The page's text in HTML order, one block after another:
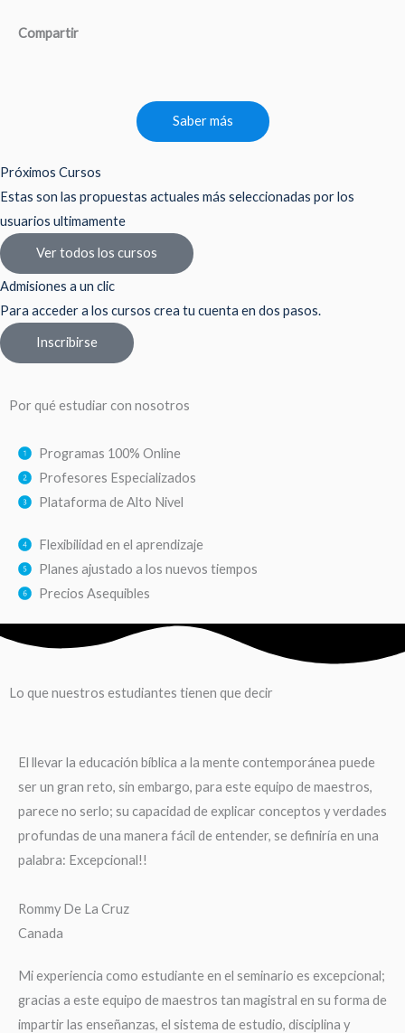
Compartir
Saber más
Próximos Cursos
Estas son las propuestas actuales más seleccionadas por los
usuarios ultimamente
Ver todos los cursos
Admisiones a un clic
Para acceder a los cursos crea tu cuenta en dos pasos.
Inscribirse
Por qué estudiar con nosotros
Programas 100% Online
Profesores Especializados
Plataforma de Alto Nivel
Flexibilidad en el aprendizaje
Planes ajustado a los nuevos tiempos
Precios Asequibles
Lo que nuestros estudiantes tienen que decir
El llevar la educación bíblica a la mente contemporánea puede
ser un gran reto, sin embargo, para este equipo de maestros,
parece no serlo; su capacidad de explicar conceptos y verdades
profundas de una manera fácil de entender, se definiría en una
palabra: Excepcional!!
Rommy De La Cruz
Canada
Mi experiencia como estudiante en el seminario es excepcional;
gracias a este equipo de maestros tan magistral en su forma de
impartir las enseñanzas, el sistema de estudio, disciplina y